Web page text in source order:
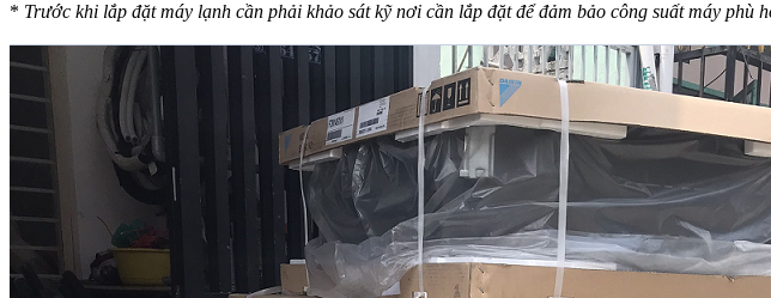
* Trước khi lắp đặt máy lạnh cần phải khảo sát kỹ nơi cần lắp đặt để đảm bảo công suất máy